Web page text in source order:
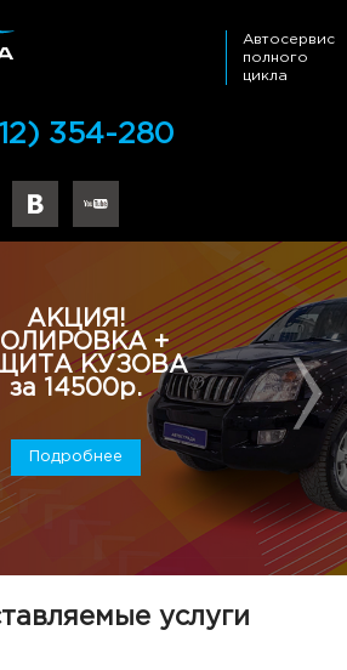
354-280
Автосервис
полного
цикла
АКЦИЯ!
+
КУЗОВА
за 14500р.
Подробнее
услуги